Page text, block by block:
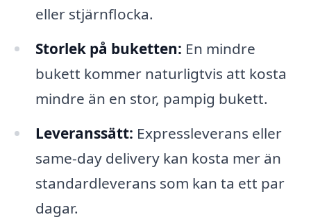
eller stjärnflocka.
Storlek på buketten: En mindre
bukett kommer naturligtvis att kosta
mindre än en stor, pampig bukett.
Leveranssätt: Expressleverans eller
same-day delivery kan kosta mer än
standardleverans som kan ta ett par
dagar.